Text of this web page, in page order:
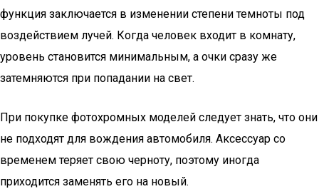
функция заключается в изменении степени темноты под
воздействием лучей. Когда человек входит в комнату,
уровень становится минимальным, а очки сразу же
затемняются при попадании на свет.
При покупке фотохромных моделей следует знать, что они
не подходят для вождения автомобиля. Аксессуар со
временем теряет свою черноту, поэтому иногда
приходится заменять его на новый.